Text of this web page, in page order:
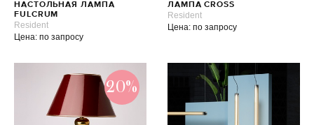
НАСТОЛЬНАЯ ЛАМПА
FULCRUM
Resident
Цена: по запросу
ЛАМПА CROSS
Resident
Цена: по запросу
20%